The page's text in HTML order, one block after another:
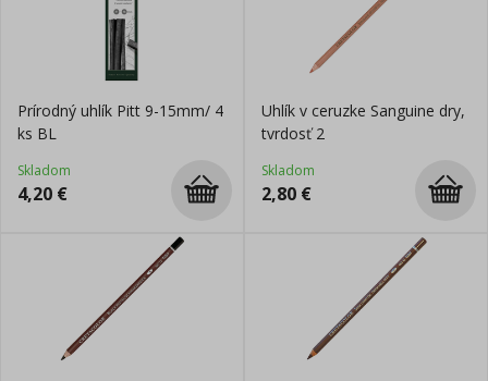
Prírodný uhlík Pitt 9-15mm/ 4
ks BL
Skladom
4,20 €
Uhlík v ceruzke Sanguine dry,
tvrdosť 2
Skladom
2,80 €